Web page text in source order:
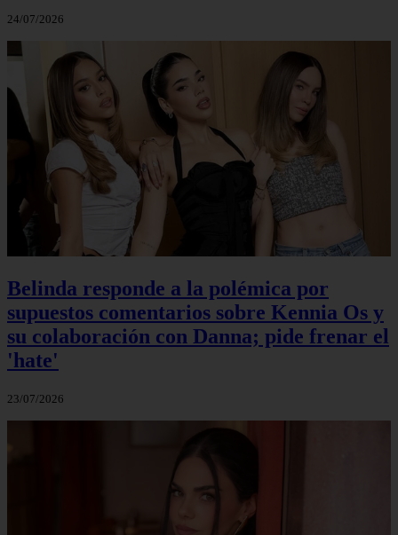
24/07/2026
Belinda responde a la polémica por
supuestos comentarios sobre Kennia Os y
su colaboración con Danna; pide frenar el
'hate'
23/07/2026